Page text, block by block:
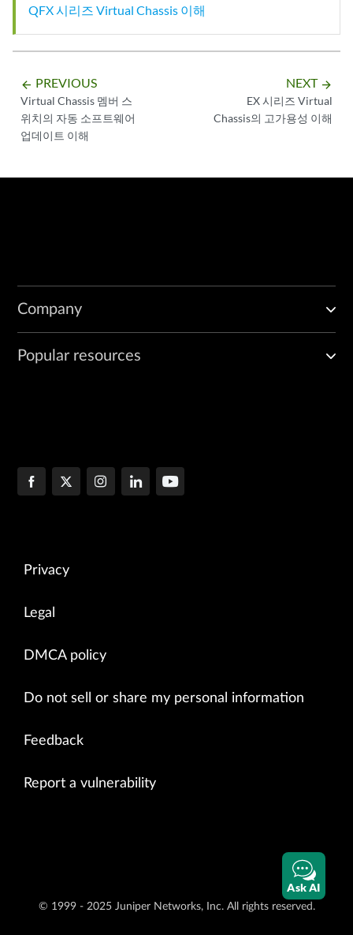
QFX 시리즈 Virtual Chassis 이해
arrow_backward PREVIOUS
Virtual Chassis 멤버 스
위치의 자동 소프트웨어
업데이트 이해
NEXT arrow_forward
EX 시리즈 Virtual
Chassis의 고가용성 이해
Company
Popular resources
Privacy
Legal
DMCA policy
Do not sell or share my personal information
Feedback
Report a vulnerability
© 1999 - 2025 Juniper Networks, Inc. All rights reserved.
Ask AI